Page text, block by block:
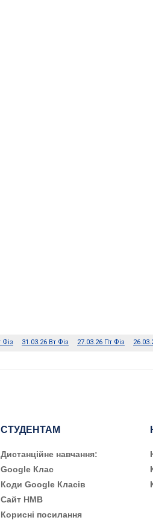
СТУДЕНТАМ
Дистанційне навчання:
Google Клас
Коди Google Класів
Сайт НМВ
Корисні посилання